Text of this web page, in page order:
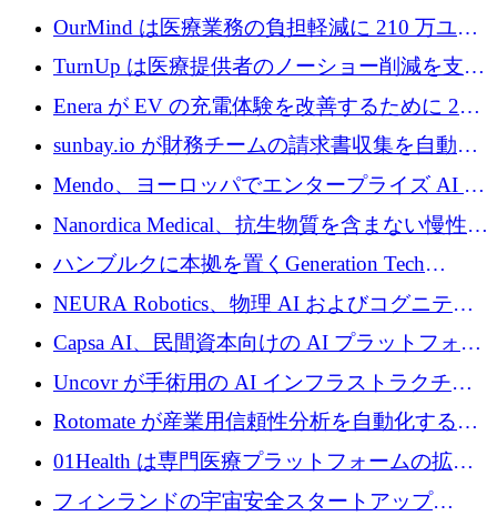
Theker が 8,500 万ドルを調達
OurMind は医療業務の負担軽減に 210 万ユー
ロを寄付
TurnUp は医療提供者のノーショー削減を支援
するために 200 万ユーロを調達
Enera が EV の充電体験を改善するために 200
万ドルを調達
sunbay.io が財務チームの請求書収集を自動化
するために 55 万ユーロを調達
Mendo、ヨーロッパでエンタープライズ AI 導
入を拡大するために 1,200 万ユーロを確保
Nanordica Medical、抗生物質を含まない慢性創
傷治療薬を市場に投入するために 160 万ユー
ロを調達
ハンブルクに本拠を置くGeneration Tech
Partnersが5,000万ユーロのAIロールアップファ
NEURA Robotics、物理 AI およびコグニティ
ブ ロボティクス プラットフォームを拡張する
ためにシリーズ C で最大 14 億ドルを確保
Capsa AI、民間資本向けの AI プラットフォー
ムを拡大するために 1,800 万ドルを調達
Uncovr が手術用の AI インフラストラクチャ
を構築するために 700 万ドルを調達
Rotomate が産業用信頼性分析を自動化するた
めに 210 万ユーロを調達
01Health は専門医療プラットフォームの拡大
に 1,500 万ドルを確保
フィンランドの宇宙安全スタートアップ